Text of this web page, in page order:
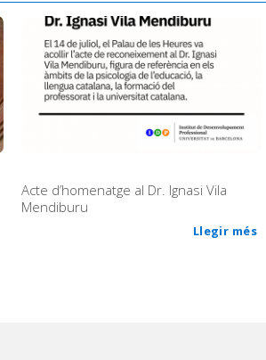
Acte d’homenatge al Dr. Ignasi Vila
Mendiburu
Llegir més